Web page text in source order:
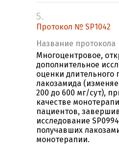
5.
Протокол № SP1042
Название протокола
Многоцентровое,
дополнительное
оценки длительного
лакозамида
200 до 600 мг/сут),
качестве
пациентов,
исследование
получавших
монотерапии.